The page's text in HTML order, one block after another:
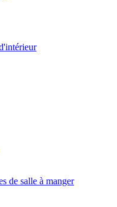
de salle à manger